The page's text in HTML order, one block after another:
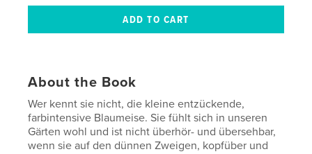
About the Book
Wer kennt sie nicht, die kleine entzückende,
farbintensive Blaumeise. Sie fühlt sich in unseren
Gärten wohl und ist nicht überhör- und übersehbar,
wenn sie auf den dünnen Zweigen, kopfüber und